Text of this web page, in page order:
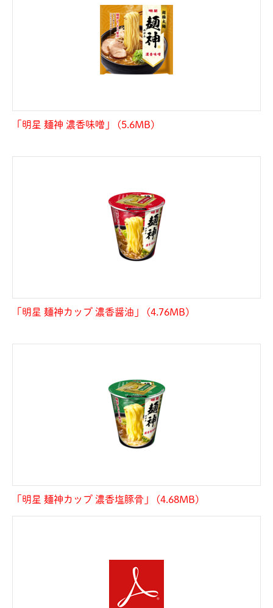
「明星 麺神 濃香味噌」 (5.6MB)
「明星 麺神カップ 濃香醤油」 (4.76MB)
「明星 麺神カップ 濃香塩豚骨」 (4.68MB)